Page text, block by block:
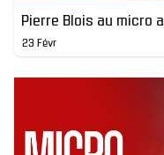
Pierre Blois au micro
23 Févr